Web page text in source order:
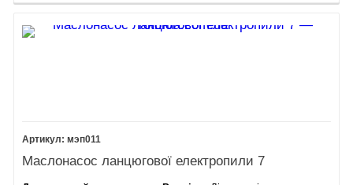
мэп011
Маслонасос ланцюгової електропили 7